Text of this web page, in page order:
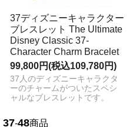
37ディズニーキャラクター
ブレスレット The Ultimate
Disney Classic 37-
Character Charm Bracelet
99,800円(税込109,780円)
37人のディズニーキャラクタ
ーのチャームがついたスペシ
ャルなブレスレットです。
37-48商品